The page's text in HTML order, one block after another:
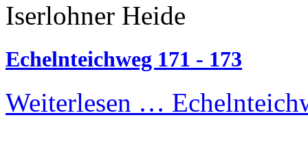
Iserlohner Heide
Echelnteichweg 171 - 173
Weiterlesen …